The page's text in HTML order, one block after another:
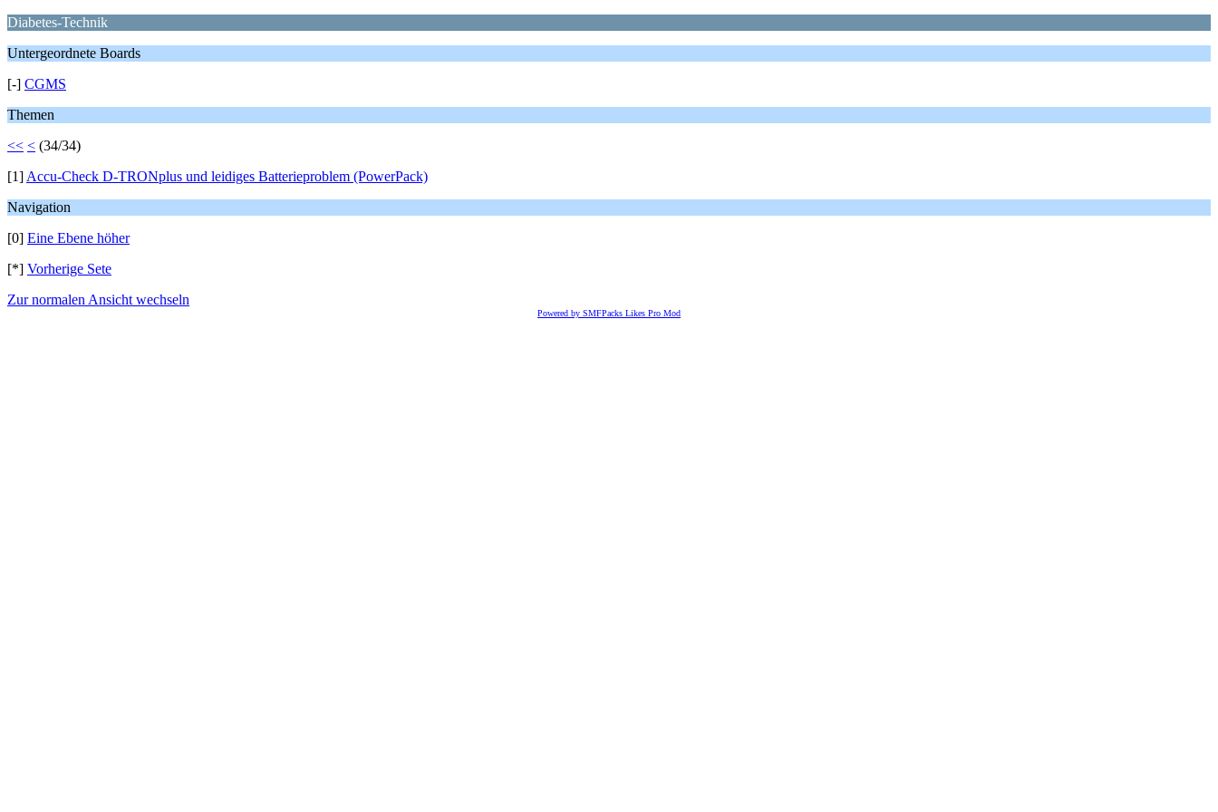
Diabetes-Technik
Untergeordnete Boards
[-] CGMS
Themen
<< < (34/34)
[1] Accu-Check D-TRONplus und leidiges Batterieproblem (PowerPack)
Navigation
[0] Eine Ebene höher
[*] Vorherige Sete
Zur normalen Ansicht wechseln
Powered by SMFPacks Likes Pro Mod